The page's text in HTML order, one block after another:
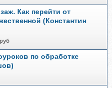
Как перейти от
(Константин
по обработке